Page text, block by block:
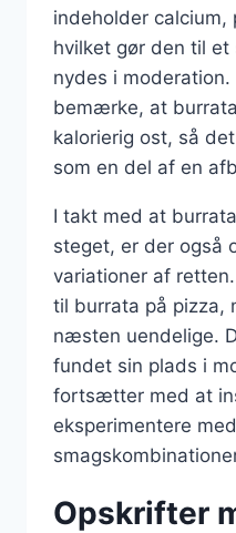
indeholder calcium,
hvilket gør den til et
nydes i
bemærke, at
kalorierig ost, så
som en del af en
I takt med at
steget, er der også
variationer af
til burrata på pizza,
næsten uendelige.
fundet sin plads i
fortsætter med at
eksperimentere
Opskrifter